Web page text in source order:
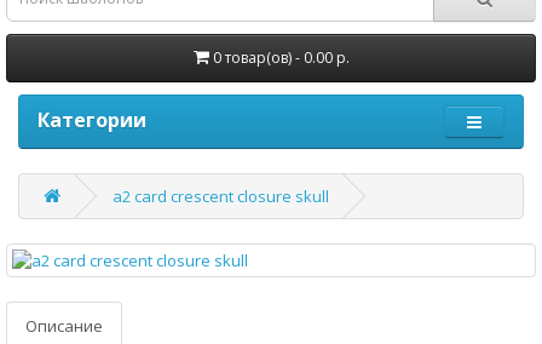
0 товар(ов) - 0.00 р.
Категории
a2 card crescent closure skull
Описание